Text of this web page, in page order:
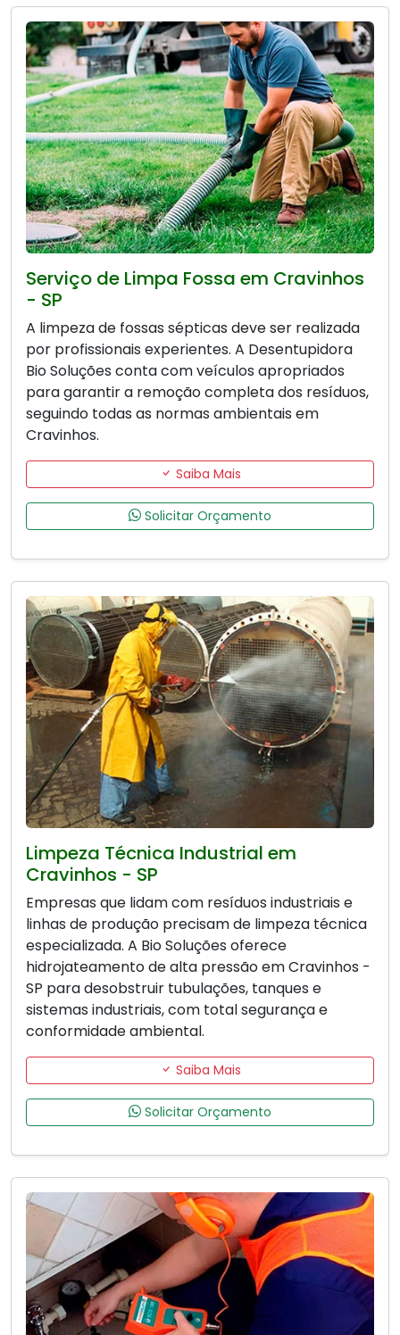
Serviço de Limpa Fossa em Cravinhos
- SP
A limpeza de fossas sépticas deve ser realizada
por profissionais experientes. A Desentupidora
Bio Soluções conta com veículos apropriados
para garantir a remoção completa dos resíduos,
seguindo todas as normas ambientais em
Cravinhos.
Saiba Mais
Solicitar Orçamento
Limpeza Técnica Industrial em
Cravinhos - SP
Empresas que lidam com resíduos industriais e
linhas de produção precisam de limpeza técnica
especializada. A Bio Soluções oferece
hidrojateamento de alta pressão em Cravinhos -
SP para desobstruir tubulações, tanques e
sistemas industriais, com total segurança e
conformidade ambiental.
Saiba Mais
Solicitar Orçamento